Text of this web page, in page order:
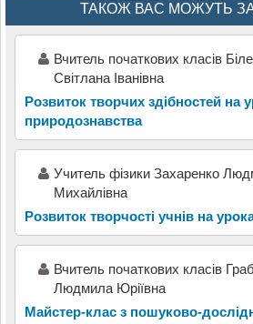
ТАКОЖ ВАС МОЖУТЬ
Вчитель початкових класів
Світлана Іванівна
Розвиток творчих здібностей на
природознавства
Учитель фізики Захаренко
Михайлівна
Розвиток творчості учнів на
Вчитель початкових класів
Людмила Юріївна
Майстер-клас з пошуково-